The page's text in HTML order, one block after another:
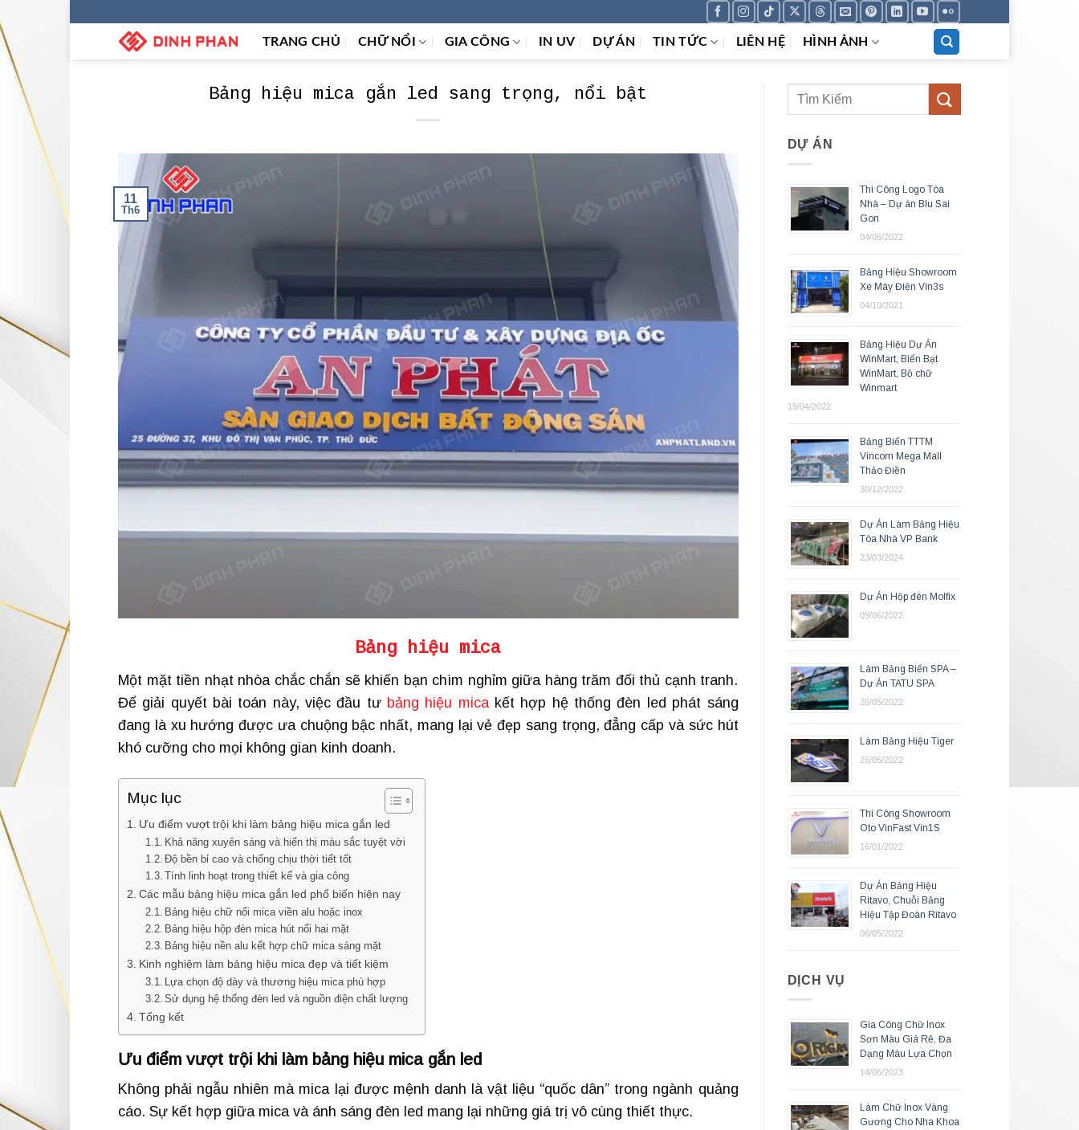
TRANG CHỦ CHỮ NỔI GIA CÔNG IN UV DỰ ÁN TIN TỨC LIÊN HỆ HÌNH ẢNH
Bảng hiệu mica gắn led sang trọng, nổi bật
11
Th6
Bảng hiệu mica
Một mặt tiền nhạt nhòa chắc chắn sẽ khiến bạn chìm nghỉm giữa hàng trăm đối thủ cạnh tranh.
Để giải quyết bài toán này, việc đầu tư bảng hiệu micakết hợp hệ thống đèn led phát sáng
đang là xu hướng được ưa chuộng bậc nhất, mang lại vẻ đẹp sang trọng, đẳng cấp và sức hút
khó cưỡng cho mọi không gian kinh doanh.
Mục lục
Ưu điểm vượt trội khi làm bảng hiệu mica gắn led
Khả năng xuyên sáng và hiển thị màu sắc tuyệt vời
Độ bền bỉ cao và chống chịu thời tiết tốt
Tính linh hoạt trong thiết kế và gia công
Các mẫu bảng hiệu mica gắn led phổ biến hiện nay
Bảng hiệu chữ nổi mica viền alu hoặc inox
Bảng hiệu hộp đèn mica hút nổi hai mặt
Bảng hiệu nền alu kết hợp chữ mica sáng mặt
Kinh nghiệm làm bảng hiệu mica đẹp và tiết kiệm
Lựa chọn độ dày và thương hiệu mica phù hợp
Sử dụng hệ thống đèn led và nguồn điện chất lượng
Tổng kết
Ưu điểm vượt trội khi làm bảng hiệu mica gắn led
Không phải ngẫu nhiên mà mica lại được mệnh danh là vật liệu “quốc dân” trong ngành quảng
cáo. Sự kết hợp giữa mica và ánh sáng đèn led mang lại những giá trị vô cùng thiết thực.
DỰ ÁN
Thi Công Logo Tòa
Nhà – Dự án Blu Sai
Gon
04/06/2022
Bảng Hiệu Showroom
Xe Máy Điện Vin3s
04/10/2021
Bảng Hiệu Dự Án
WinMart, Biển Bạt
WinMart, Bộ chữ
Winmart
19/04/2022
Bảng Biển TTTM
Vincom Mega Mall
Thảo Điền
30/12/2022
Dự Án Làm Bảng Hiệu
Tòa Nhà VP Bank
23/03/2024
Dự Án Hộp đèn Molfix
09/06/2022
Làm Bảng Biển SPA –
Dự Án TATU SPA
26/05/2022
Làm Bảng Hiệu Tiger
26/05/2022
Thi Công Showroom
Oto VinFast Vin1S
16/01/2022
Dự Án Bảng Hiệu
Ritavo, Chuỗi Bảng
Hiệu Tập Đoàn Ritavo
06/05/2022
DỊCH VỤ
Gia Công Chữ Inox
Sơn Màu Giá Rẻ, Đa
Dạng Màu Lựa Chọn
14/06/2023
Làm Chữ Inox Vàng
Gương Cho Nha Khoa